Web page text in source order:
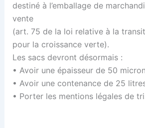
destiné à l’emballage de
vente
(art. 75 de la loi relative à la
pour la croissance verte).
Les sacs devront désormais :
• Avoir une épaisseur de 50
• Avoir une contenance de 25
• Porter les mentions légales de